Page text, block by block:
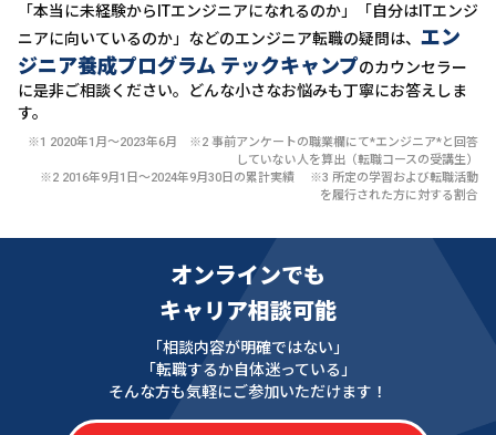
「本当に未経験からITエンジニアになれるのか」「自分はITエンジ
ニアに向いているのか」などのエンジニア転職の疑問は、 エン
ジニア養成プログラム テックキャンプのカウンセラー
に是非ご相談ください。どんな小さなお悩みも丁寧にお答えしま
す。
※1 2020年1月〜2023年6月 ※2 事前アンケートの職業欄にて*エンジニア*と回答
していない人を算出（転職コースの受講生）
※2 2016年9月1日〜2024年9月30日の累計実績 ※3 所定の学習および転職活動
を履行された方に対する割合
オンラインでも
キャリア相談可能
「相談内容が明確ではない」
「転職するか自体迷っている」
そんな方も気軽にご参加いただけます！